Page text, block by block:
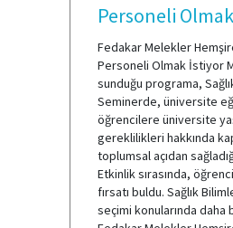
Personeli
Fedakar Melekler
Personeli Olmak İstiyor
sunduğu programa,
Seminerde, üniversite
öğrencilere üniversite
gereklilikleri hakkında
toplumsal açıdan
Etkinlik sırasında,
fırsatı buldu. Sağlık
seçimi konularında daha